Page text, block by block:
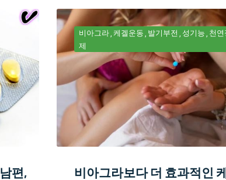
편,
비아그라 케겔운동 발기부전 성기능 천연
제
비아그라보다 더 효과적인